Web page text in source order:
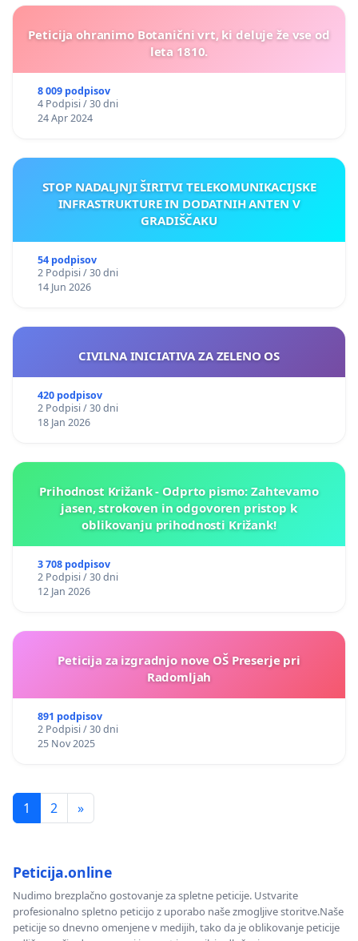
Peticija ohranimo Botanični vrt, ki deluje že vse od
leta 1810.
8 009 podpisov
4 Podpisi / 30 dni
24 Apr 2024
STOP NADALJNJI ŠIRITVI TELEKOMUNIKACIJSKE
INFRASTRUKTURE IN DODATNIH ANTEN V
GRADIŠČAKU
54 podpisov
2 Podpisi / 30 dni
14 Jun 2026
CIVILNA INICIATIVA ZA ZELENO OS
420 podpisov
2 Podpisi / 30 dni
18 Jan 2026
Prihodnost Križank - Odprto pismo: Zahtevamo
jasen, strokoven in odgovoren pristop k
oblikovanju prihodnosti Križank!
3 708 podpisov
2 Podpisi / 30 dni
12 Jan 2026
Peticija za izgradnjo nove OŠ Preserje pri
Radomljah
891 podpisov
2 Podpisi / 30 dni
25 Nov 2025
1 2 »
Peticija.online
Nudimo brezplačno gostovanje za spletne peticije. Ustvarite
profesionalno spletno peticijo z uporabo naše zmogljive storitve.Naše
peticije so dnevno omenjene v medijih, tako da je oblikovanje peticije